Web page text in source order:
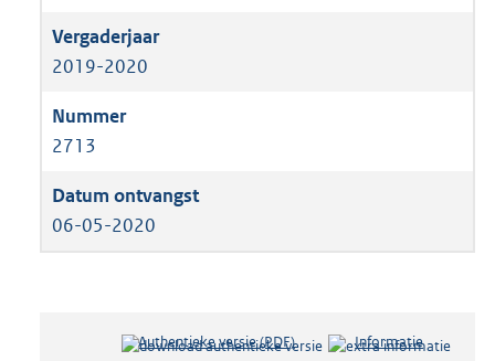
2019-2020
2713
06-05-2020
Authentieke versie (PDF)b
Informatie